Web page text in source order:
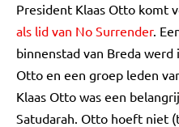
President Klaas Otto komt
als lid van No Surrender.
binnenstad van Breda
Otto en een groep leden
Klaas Otto was een
Satudarah. Otto hoeft niet